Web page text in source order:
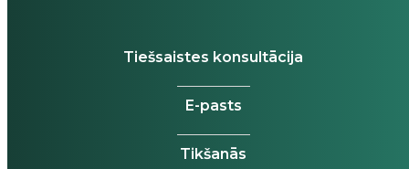
Tiešsaistes konsultācija
E-pasts
Tikšanās